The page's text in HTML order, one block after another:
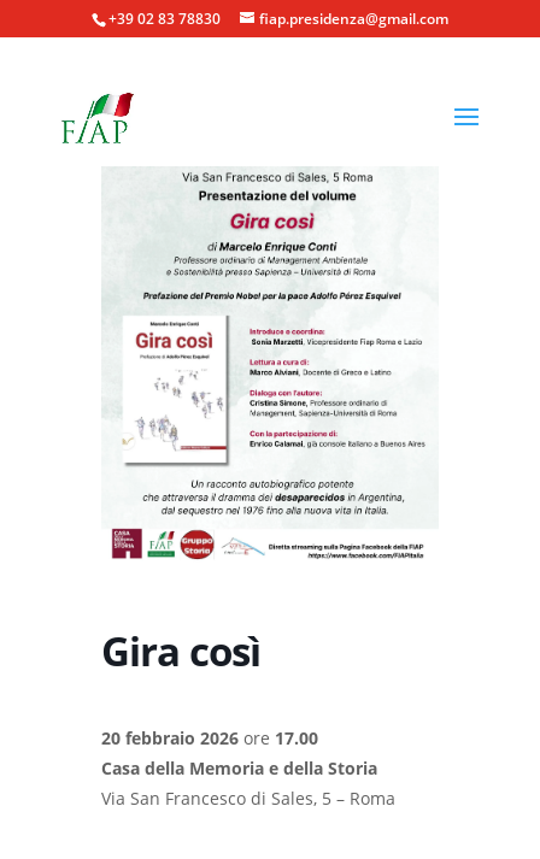
+39 02 83 78830 fiap.presidenza@gmail.com
Gira così
20 febbraio 2026 ore 17.00
Casa della Memoria e della Storia
Via San Francesco di Sales, 5 – Roma